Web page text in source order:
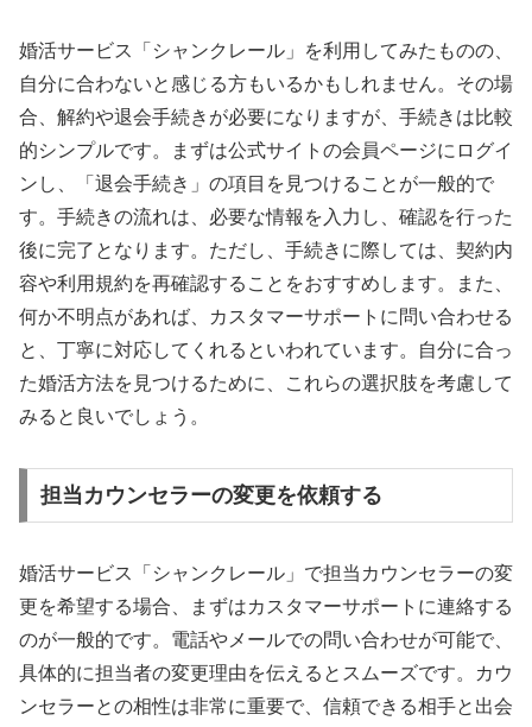
婚活サービス「シャンクレール」を利用してみたものの、
自分に合わないと感じる方もいるかもしれません。その場
合、解約や退会手続きが必要になりますが、手続きは比較
的シンプルです。まずは公式サイトの会員ページにログイ
ンし、「退会手続き」の項目を見つけることが一般的で
す。手続きの流れは、必要な情報を入力し、確認を行った
後に完了となります。ただし、手続きに際しては、契約内
容や利用規約を再確認することをおすすめします。また、
何か不明点があれば、カスタマーサポートに問い合わせる
と、丁寧に対応してくれるといわれています。自分に合っ
た婚活方法を見つけるために、これらの選択肢を考慮して
みると良いでしょう。
担当カウンセラーの変更を依頼する
婚活サービス「シャンクレール」で担当カウンセラーの変
更を希望する場合、まずはカスタマーサポートに連絡する
のが一般的です。電話やメールでの問い合わせが可能で、
具体的に担当者の変更理由を伝えるとスムーズです。カウ
ンセラーとの相性は非常に重要で、信頼できる相手と出会